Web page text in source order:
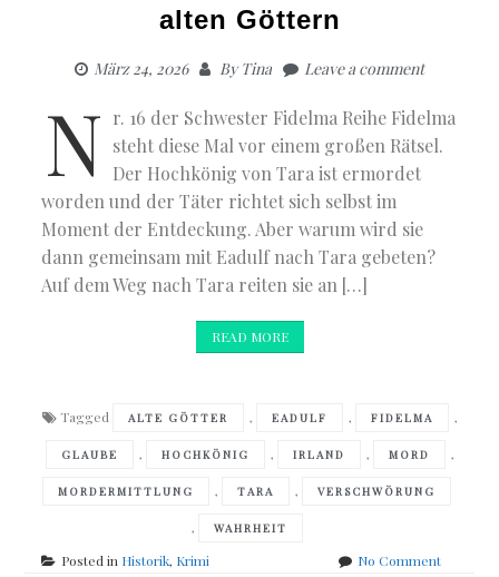
alten Göttern
März 24, 2026 ByTina Leave a comment
N r. 16 der Schwester Fidelma Reihe Fidelma
steht diese Mal vor einem großen Rätsel.
Der Hochkönig von Tara ist ermordet
worden und der Täter richtet sich selbst im
Moment der Entdeckung. Aber warum wird sie
dann gemeinsam mit Eadulf nach Tara gebeten?
Auf dem Weg nach Tara reiten sie an […]
READ MORE
Tagged ALTE GÖTTER , EADULF , FIDELMA ,
GLAUBE , HOCHKÖNIG , IRLAND , MORD ,
MORDERMITTLUNG , TARA , VERSCHWÖRUNG
, WAHRHEIT
Posted in Historik, Krimi No Commenton